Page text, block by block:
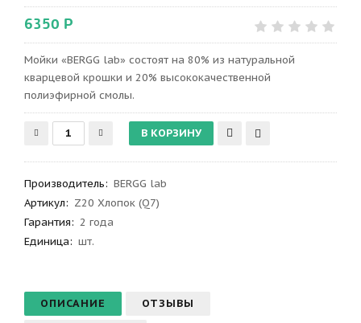
6350 Р
Мойки «BERGG lab» состоят на 80% из натуральной
кварцевой крошки и 20% высококачественной
полиэфирной смолы.
Производитель: BERGG lab
Артикул: Z20 Хлопок (Q7)
Гарантия: 2 года
Единица: шт.
ОПИСАНИЕ ОТЗЫВЫ